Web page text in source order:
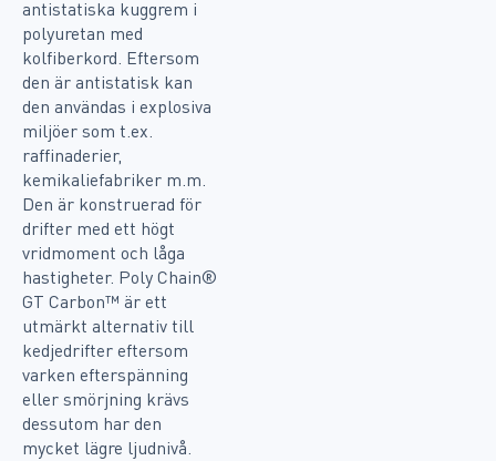
antistatiska kuggrem i
polyuretan med
kolfiberkord. Eftersom
den är antistatisk kan
den användas i explosiva
miljöer som t.ex.
raffinaderier,
kemikaliefabriker m.m.
Den är konstruerad för
drifter med ett högt
vridmoment och låga
hastigheter. Poly Chain®
GT Carbon™ är ett
utmärkt alternativ till
kedjedrifter eftersom
varken efterspänning
eller smörjning krävs
dessutom har den
mycket lägre ljudnivå.